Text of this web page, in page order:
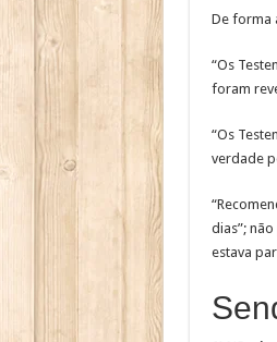
De forma
“Os
foram
“Os
verdade
dias”;
estava